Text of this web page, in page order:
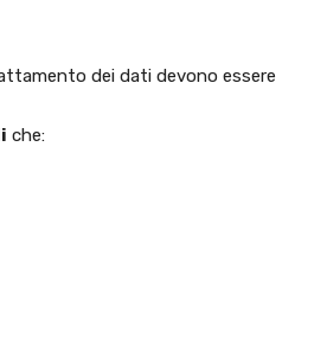
dei dati devono essere
che: